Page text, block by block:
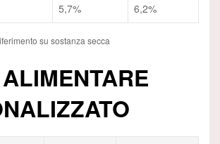
5,7% 6,2%
su sostanza secca